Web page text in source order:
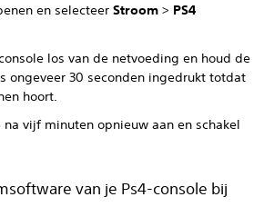
en selecteer Stroom > PS4
los van de netvoeding en houd de
ongeveer 30 seconden ingedrukt totdat
hoort.
na vijf minuten opnieuw aan en schakel
van je Ps4-console bij